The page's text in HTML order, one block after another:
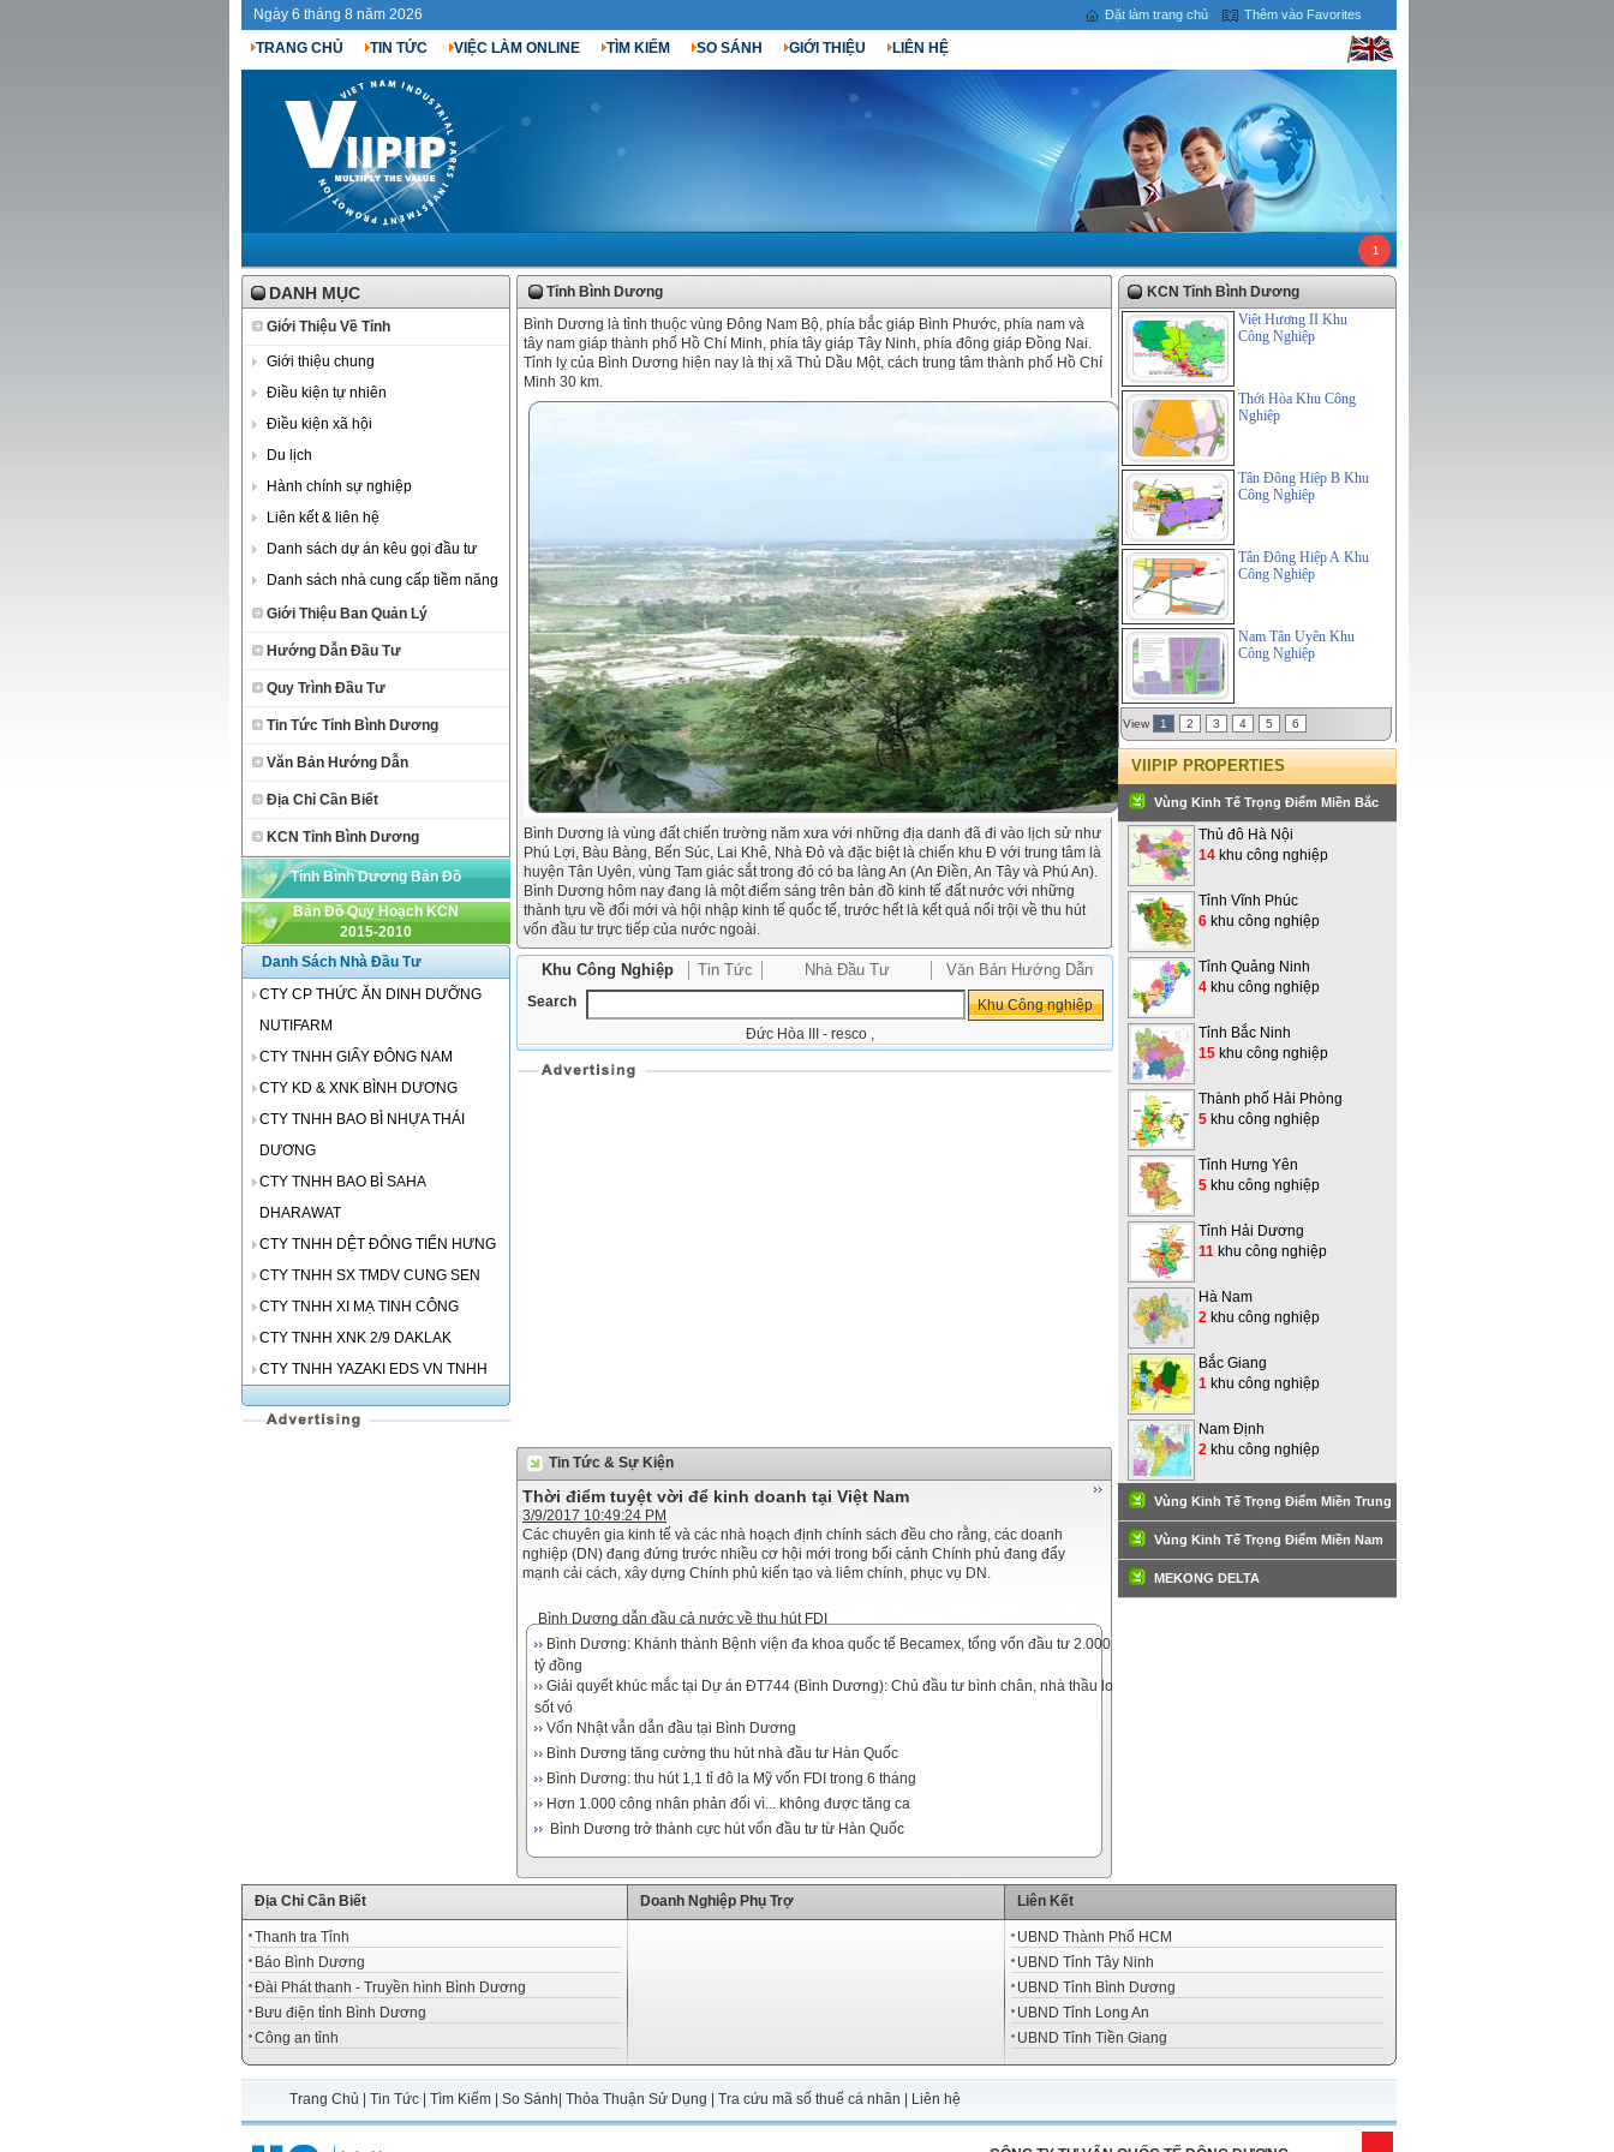
Ngày 6 tháng 8 năm 2026 Đặt làm trang chủ Thêm vào Favorites
TRANG CHỦ TIN TỨC VIỆC LÀM ONLINE TÌM KIẾM SO SÁNH GIỚI THIỆU LIÊN HỆ
1
DANH MỤC
Giới Thiệu Về Tỉnh
Giới thiệu chung
Điều kiện tự nhiên
Điều kiện xã hội
Du lịch
Hành chính sự nghiệp
Liên kết & liên hệ
Danh sách dự án kêu gọi đầu tư
Danh sách nhà cung cấp tiềm năng
Giới Thiệu Ban Quản Lý
Hướng Dẫn Đầu Tư
Quy Trình Đầu Tư
Tin Tức Tỉnh Bình Dương
Văn Bản Hướng Dẫn
Địa Chỉ Cần Biết
KCN Tỉnh Bình Dương
Tỉnh Bình Dương Bản Đồ
Bản Đồ Quy Hoạch KCN
2015-2010
Danh Sách Nhà Đầu Tư
CTY CP THỨC ĂN DINH DƯỠNG
NUTIFARM
CTY TNHH GIẤY ĐÔNG NAM
CTY KD & XNK BÌNH DƯƠNG
CTY TNHH BAO BÌ NHỰA THÁI
DƯƠNG
CTY TNHH BAO BÌ SAHA
DHARAWAT
CTY TNHH DỆT ĐÔNG TIẾN HƯNG
CTY TNHH SX TMDV CUNG SEN
CTY TNHH XI MẠ TINH CÔNG
CTY TNHH XNK 2/9 DAKLAK
CTY TNHH YAZAKI EDS VN TNHH
Tỉnh Bình Dương
Bình Dương là tỉnh thuộc vùng Đông Nam Bộ, phía bắc giáp Bình Phước, phía nam và
tây nam giáp thành phố Hồ Chí Minh, phía tây giáp Tây Ninh, phía đông giáp Đồng Nai.
Tỉnh lỵ của Bình Dương hiện nay là thị xã Thủ Dầu Một, cách trung tâm thành phố Hồ Chí
Minh 30 km.
Bình Dương là vùng đất chiến trường năm xưa với những địa danh đã đi vào lịch sử như
Phú Lợi, Bàu Bàng, Bến Súc, Lai Khê, Nhà Đỏ và đặc biệt là chiến khu Đ với trung tâm là
huyện Tân Uyên, vùng Tam giác sắt trong đó có ba làng An (An Điền, An Tây và Phú An).
Bình Dương hôm nay đang là một điểm sáng trên bản đồ kinh tế đất nước với những
thành tựu về đổi mới và hội nhập kinh tế quốc tế, trước hết là kết quả nổi trội về thu hút
vốn đầu tư trực tiếp của nước ngoài.
Khu Công Nghiệp Tin Tức Nhà Đầu Tư Văn Bản Hướng Dẫn
Search
Đức Hòa III - resco ,
Tin Tức & Sự Kiện
Thời điểm tuyệt vời để kinh doanh tại Việt Nam
3/9/2017 10:49:24 PM
Các chuyên gia kinh tế và các nhà hoạch định chính sách đều cho rằng, các doanh
nghiệp (DN) đang đứng trước nhiều cơ hội mới trong bối cảnh Chính phủ đang đẩy
mạnh cải cách, xây dựng Chính phủ kiến tạo và liêm chính, phục vụ DN.
Bình Dương dẫn đầu cả nước về thu hút FDI
Bình Dương: Khánh thành Bệnh viện đa khoa quốc tế Becamex, tổng vốn đầu tư 2.000
tỷ đồng
Giải quyết khúc mắc tại Dự án ĐT744 (Bình Dương): Chủ đầu tư bình chân, nhà thầu lo
sốt vó
Vốn Nhật vẫn dẫn đầu tại Bình Dương
Bình Dương tăng cường thu hút nhà đầu tư Hàn Quốc
Bình Dương: thu hút 1,1 tỉ đô la Mỹ vốn FDI trong 6 tháng
Hơn 1.000 công nhân phản đối vì... không được tăng ca
Bình Dương trở thành cực hút vốn đầu tư từ Hàn Quốc
KCN Tỉnh Bình Dương
Việt Hương II Khu
Công Nghiệp
Thới Hòa Khu Công
Nghiệp
Tân Đông Hiệp B Khu
Công Nghiệp
Tân Đông Hiệp A Khu
Công Nghiệp
Nam Tân Uyên Khu
Công Nghiệp
View 1 2 3 4 5 6
VIIPIP PROPERTIES
Vùng Kinh Tế Trọng Điểm Miền Bắc
Thủ đô Hà Nội
14 khu công nghiệp
Tỉnh Vĩnh Phúc
6 khu công nghiệp
Tỉnh Quảng Ninh
4 khu công nghiệp
Tỉnh Bắc Ninh
15 khu công nghiệp
Thành phố Hải Phòng
5 khu công nghiệp
Tỉnh Hưng Yên
5 khu công nghiệp
Tỉnh Hải Dương
11 khu công nghiệp
Hà Nam
2 khu công nghiệp
Bắc Giang
1 khu công nghiệp
Nam Định
2 khu công nghiệp
Vùng Kinh Tế Trọng Điểm Miền Trung
Vùng Kinh Tế Trọng Điểm Miền Nam
MEKONG DELTA
Địa Chỉ Cần Biết Doanh Nghiệp Phụ Trợ Liên Kết
Thanh tra Tỉnh
Báo Bình Dương
Đài Phát thanh - Truyền hình Bình Dương
Bưu điện tỉnh Bình Dương
Công an tỉnh
UBND Thành Phố HCM
UBND Tỉnh Tây Ninh
UBND Tỉnh Bình Dương
UBND Tỉnh Long An
UBND Tỉnh Tiền Giang
Trang Chủ Tin Tức Tìm Kiếm So Sánh Thỏa Thuận Sử Dụng Tra cứu mã số thuế cá nhân Liên hệ